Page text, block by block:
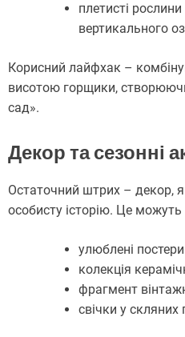
плетисті
вертикального
Корисний лайфхак –
висотою горщики,
сад».
Декор та сезонні
Остаточний штрих – декор,
особисту історію. Це можуть
улюблені
колекція
фрагмент
свічки у скляних